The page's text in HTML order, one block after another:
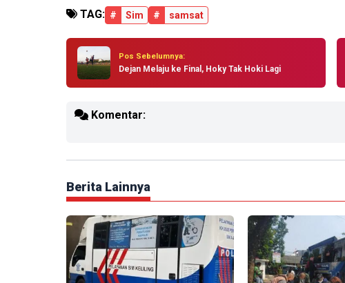
TAG: # Sim # samsat
Pos Sebelumnya:
Dejan Melaju ke Final, Hoky Tak Hoki Lagi
Komentar:
Berita Lainnya